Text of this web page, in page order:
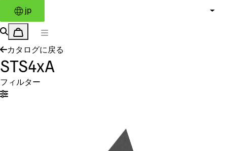
jp
カタログに戻る
STS4xA
フィルター